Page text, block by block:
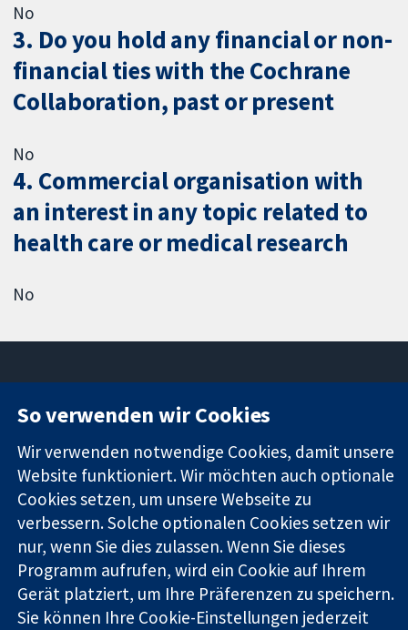
No
3. Do you hold any financial or non-
financial ties with the Cochrane
Collaboration, past or present
No
4. Commercial organisation with
an interest in any topic related to
health care or medical research
No
Zuverlässige
Evidenz
Informierte
Entscheidungen
Gesundheit
11-13 Cavendish
London
W1G0AN
Vereinigtes
Königreich
Sie uns
Neuigkeiten
Pressestelle
Über uns
Cochrane
Library
So verwenden wir Cookies
Wir verwenden notwendige Cookies, damit unsere
Website funktioniert. Wir möchten auch optionale
Cookies setzen, um unsere Webseite zu
verbessern. Solche optionalen Cookies setzen wir
nur, wenn Sie dies zulassen. Wenn Sie dieses
Programm aufrufen, wird ein Cookie auf Ihrem
Gerät platziert, um Ihre Präferenzen zu speichern.
Sie können Ihre Cookie-Einstellungen jederzeit